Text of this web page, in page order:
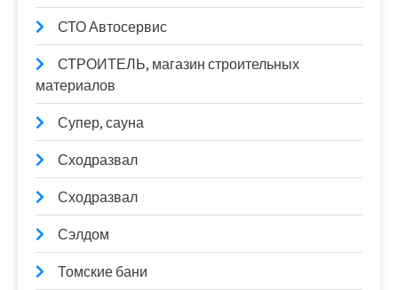
СТО Автосервис
СТРОИТЕЛЬ, магазин строительных
материалов
Супер, сауна
Сходразвал
Сходразвал
Сэлдом
Томские бани